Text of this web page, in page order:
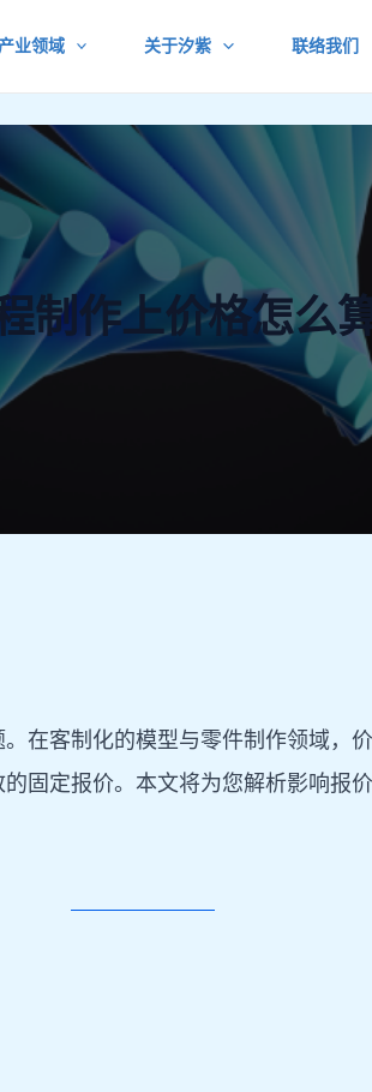
产业领域 关于汐紫 联络我们
制作上价格怎么算
在客制化的模型与零件制作领域
固定报价。本文将为您解析影响报